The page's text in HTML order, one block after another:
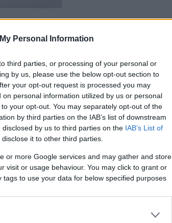
Personal Information
third parties, or processing of your personal or
by us, please use the below opt-out section to
your opt-out request is processed you may
personal information utilized by us or personal
your opt-out. You may separately opt-out of the
by third parties on the IAB’s list of downstream
by us to third parties on the IAB’s List of
it to other third parties.
or more Google services and may gather and store
visit or usage behaviour. You may click to grant or
to use your data for below specified purposes
bardziej
o około
. Ferrari
i reakcjach
za
Według
egzemplarz